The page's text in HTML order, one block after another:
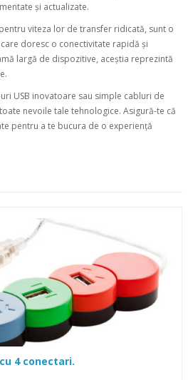
și actualizate.
viteza lor de transfer ridicată, sunt o
doresc o conectivitate rapidă și
largă de dispozitive, aceștia reprezintă
USB inovatoare sau simple cabluri de
nevoile tale tehnologice. Asigură-te că
pentru a te bucura de o experiență
4 conectari.